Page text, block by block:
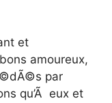
et
amoureux,
par
qu’Ã eux et